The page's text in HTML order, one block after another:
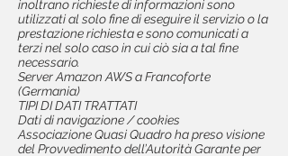
inoltrano richieste di informazioni sono
utilizzati al solo fine di eseguire il servizio o la
prestazione richiesta e sono comunicati a
terzi nel solo caso in cui ciò sia a tal fine
necessario.
Server Amazon AWS a Francoforte
(Germania)
TIPI DI DATI TRATTATI
Dati di navigazione / cookies
Associazione Quasi Quadro ha preso visione
del Provvedimento dell’Autorità Garante per